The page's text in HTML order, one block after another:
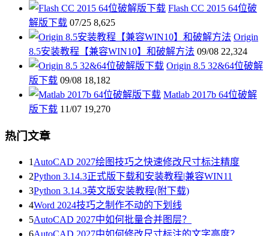
Flash CC 2015 64位破
解版下载 07/25 8,625
Origin
8.5安装教程【兼容WIN10】和破解方法 09/08 22,324
Origin 8.5 32&64位破解
版下载 09/08 18,182
Matlab 2017b 64位破解
版下载 11/07 19,270
热门文章
1AutoCAD 2027绘图技巧之快速修改尺寸标注精度
2Python 3.14.3正式版下载和安装教程|兼容WIN11
3Python 3.14.3英文版安装教程(附下载)
4Word 2024技巧之制作不动的下划线
5AutoCAD 2027中如何批量合并图层？